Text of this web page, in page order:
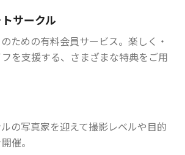
サークル
ための有料会員サービス。楽しく・
を支援する、さまざまな特典をご用
の写真家を迎えて撮影レベルや目的
催。